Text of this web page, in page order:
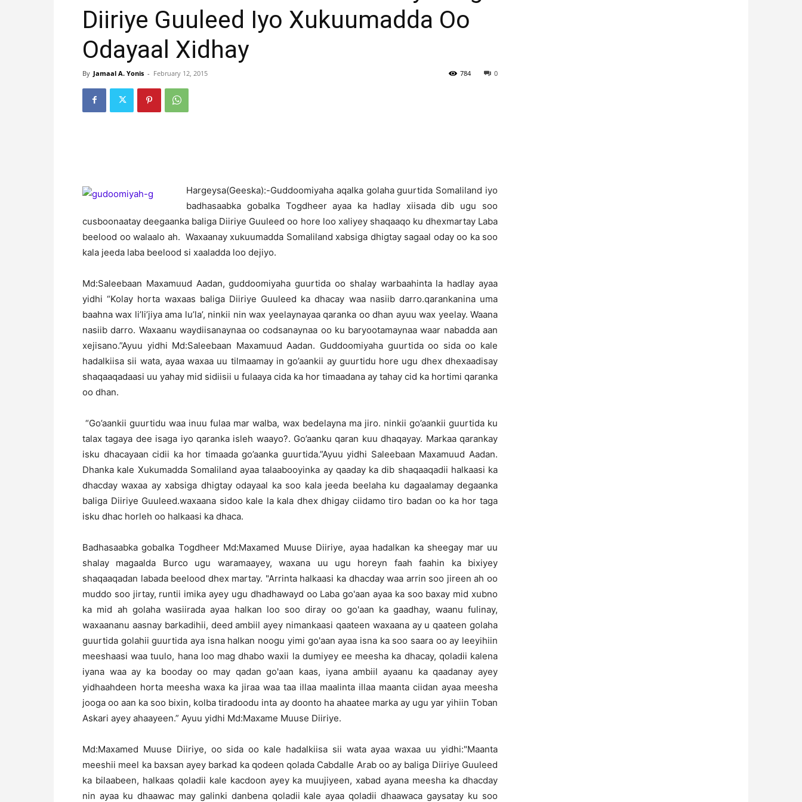
Newspaper
Diiriye Guuleed Iyo Xukuumadda Oo
Odayaal Xidhay
By Jamaal A. Yonis - February 12, 2015 0
784
Hargeysa(Geeska):-Guddoomiyaha aqalka golaha guurtida Somaliland iyo
badhasaabka gobalka Togdheer ayaa ka hadlay xiisada dib ugu soo
cusboonaatay deegaanka baliga Diiriye Guuleed oo hore loo xaliyey shaqaaqo ku dhexmartay Laba
beelood oo walaalo ah. Waxaanay xukuumadda Somaliland xabsiga dhigtay sagaal oday oo ka soo
kala jeeda laba beelood si xaaladda loo dejiyo.
Md:Saleebaan Maxamuud Aadan, guddoomiyaha guurtida oo shalay warbaahinta la hadlay ayaa
yidhi “Kolay horta waxaas baliga Diiriye Guuleed ka dhacay waa nasiib darro.qarankanina uma
baahna wax li’li’jiya ama lu’la’, ninkii nin wax yeelaynayaa qaranka oo dhan ayuu wax yeelay. Waana
nasiib darro. Waxaanu waydiisanaynaa oo codsanaynaa oo ku baryootamaynaa waar nabadda aan
xejisano.”Ayuu yidhi Md:Saleebaan Maxamuud Aadan. Guddoomiyaha guurtida oo sida oo kale
hadalkiisa sii wata, ayaa waxaa uu tilmaamay in go’aankii ay guurtidu hore ugu dhex dhexaadisay
shaqaaqadaasi uu yahay mid sidiisii u fulaaya cida ka hor timaadana ay tahay cid ka hortimi qaranka
oo dhan.
“Go’aankii guurtidu waa inuu fulaa mar walba, wax bedelayna ma jiro. ninkii go’aankii guurtida ku
talax tagaya dee isaga iyo qaranka isleh waayo?. Go’aanku qaran kuu dhaqayay. Markaa qarankay
isku dhacayaan cidii ka hor timaada go’aanka guurtida.”Ayuu yidhi Saleebaan Maxamuud Aadan.
Dhanka kale Xukumadda Somaliland ayaa talaabooyinka ay qaaday ka dib shaqaaqadii halkaasi ka
dhacday waxaa ay xabsiga dhigtay odayaal ka soo kala jeeda beelaha ku dagaalamay degaanka
baliga Diiriye Guuleed.waxaana sidoo kale la kala dhex dhigay ciidamo tiro badan oo ka hor taga
isku dhac horleh oo halkaasi ka dhaca.
Badhasaabka gobalka Togdheer Md:Maxamed Muuse Diiriye, ayaa hadalkan ka sheegay mar uu
shalay magaalda Burco ugu waramaayey, waxana uu ugu horeyn faah faahin ka bixiyey
shaqaaqadan labada beelood dhex martay. "Arrinta halkaasi ka dhacday waa arrin soo jireen ah oo
muddo soo jirtay, runtii imika ayey ugu dhadhawayd oo Laba go'aan ayaa ka soo baxay mid xubno
ka mid ah golaha wasiirada ayaa halkan loo soo diray oo go'aan ka gaadhay, waanu fulinay,
waxaananu aasnay barkadihii, deed ambiil ayey nimankaasi qaateen waxaana ay u qaateen golaha
guurtida golahii guurtida aya isna halkan noogu yimi go'aan ayaa isna ka soo saara oo ay leeyihiin
meeshaasi waa tuulo, hana loo mag dhabo waxii la dumiyey ee meesha ka dhacay, qoladii kalena
iyana waa ay ka booday oo may qadan go'aan kaas, iyana ambiil ayaanu ka qaadanay ayey
yidhaahdeen horta meesha waxa ka jiraa waa taa illaa maalinta illaa maanta ciidan ayaa meesha
jooga oo aan ka soo bixin, kolba tiradoodu inta ay doonto ha ahaatee marka ay ugu yar yihiin Toban
Askari ayey ahaayeen.” Ayuu yidhi Md:Maxame Muuse Diiriye.
Md:Maxamed Muuse Diiriye, oo sida oo kale hadalkiisa sii wata ayaa waxaa uu yidhi:"Maanta
meeshii meel ka baxsan ayey barkad ka qodeen qolada Cabdalle Arab oo ay baliga Diiriye Guuleed
ka bilaabeen, halkaas qoladii kale kacdoon ayey ka muujiyeen, xabad ayana meesha ka dhacday
nin ayaa ku dhaawac may galinki danbena qoladii kale ayaa qoladii dhaawaca gaysatay ku soo